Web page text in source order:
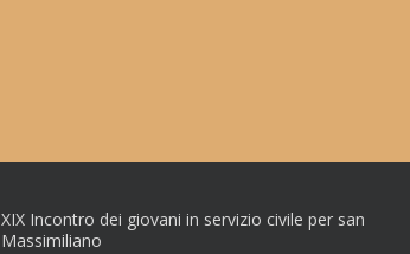
XIX Incontro dei giovani in servizio civile per san
Massimiliano